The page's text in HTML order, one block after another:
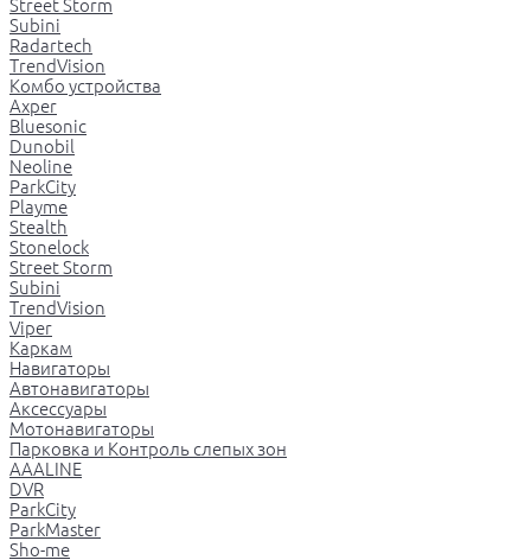
Street Storm
Subini
Radartech
TrendVision
Комбо устройства
Axper
Bluesonic
Dunobil
Neoline
ParkCity
Playme
Stealth
Stonelock
Street Storm
Subini
TrendVision
Viper
Каркам
Навигаторы
Автонавигаторы
Аксессуары
Мотонавигаторы
Парковка и Контроль слепых зон
AAALINE
DVR
ParkCity
ParkMaster
Sho-me